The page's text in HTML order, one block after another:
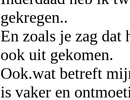
gekregen..
En zoals je zag
ook uit gekomen.
Ook.wat betreft
is vaker en